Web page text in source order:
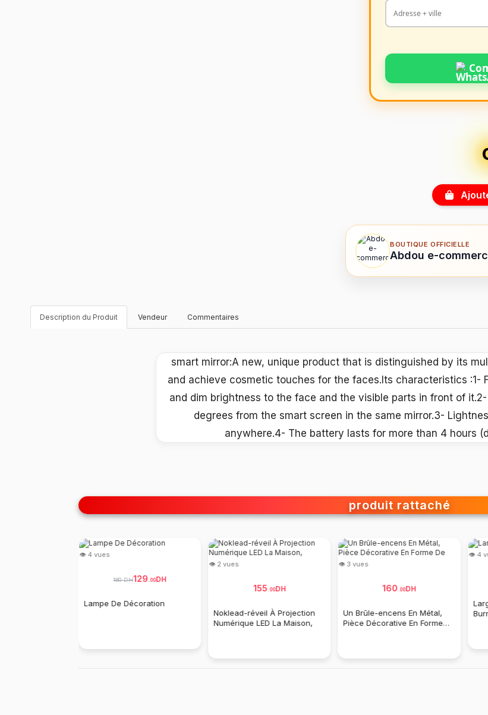
BOUTIQUE OFFICIELLE
Abdou e-
Description du Produit Vendeur Commentaires
smart mirror:A new, unique product that is distinguished by its
and achieve cosmetic touches for the faces.Its characteristics :1-
and dim brightness to the face and the visible parts in front of
degrees from the smart screen in the same mirror.3-
anywhere.4- The battery lasts for more than 4 hours
produit rattaché
👁 4 vues
180 DH129.00DH
Lampe De Décoration
👁 2 vues
155.00DH
Noklead-réveil À Projection
Numérique LED La Maison,
👁 3 vues
160.00DH
Un Brûle-encens En Métal,
Pièce Décorative En Forme
👁 4